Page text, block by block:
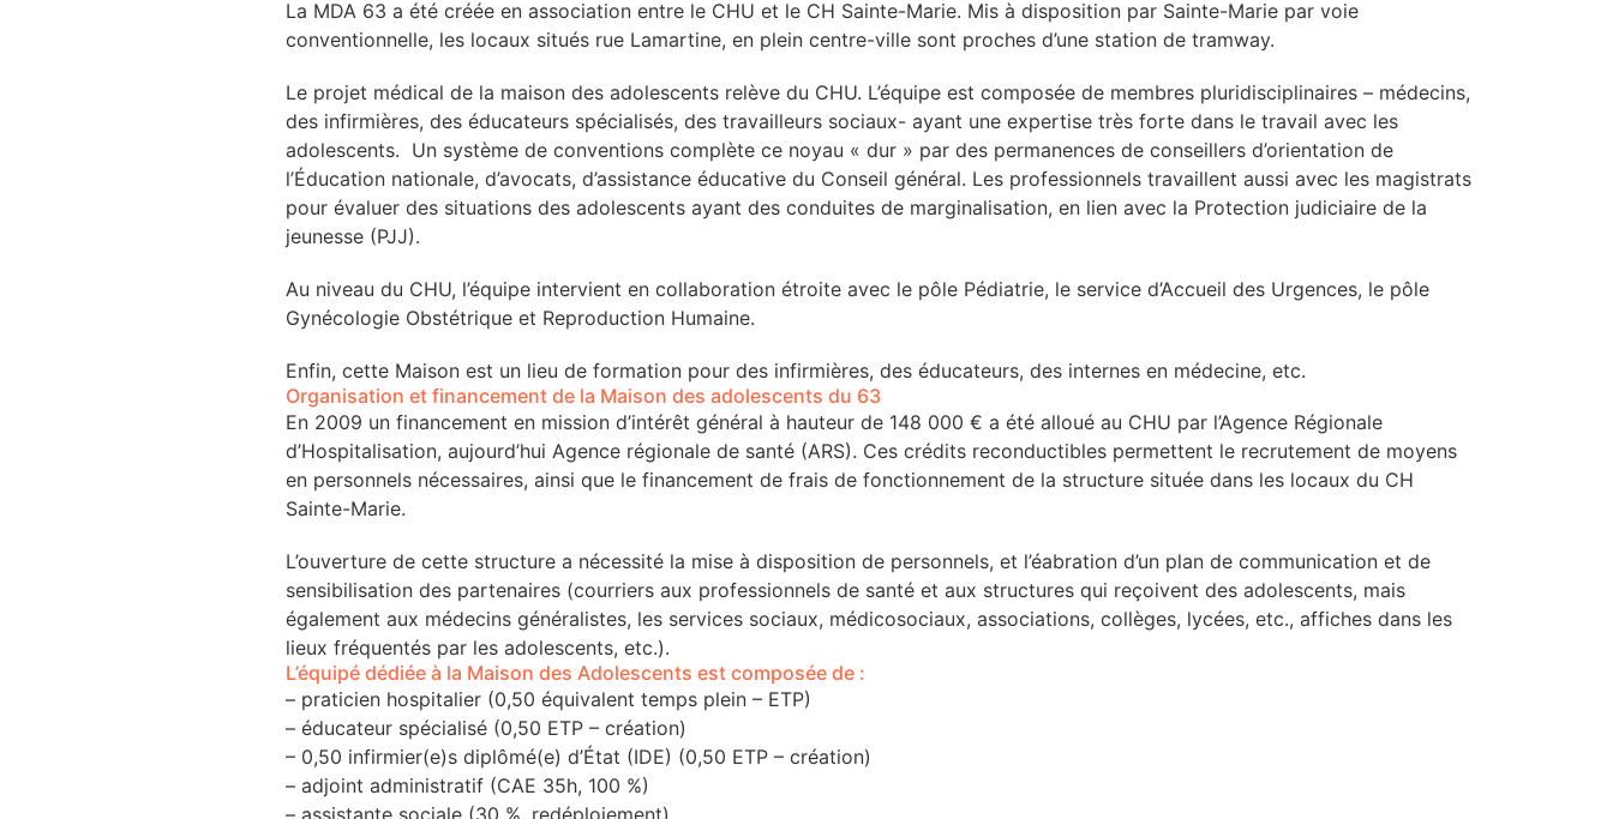
La MDA 63 a été créée en association entre le CHU et le CH Sainte-Marie. Mis à disposition par Sainte-Marie par voie
conventionnelle, les locaux situés rue Lamartine, en plein centre-ville sont proches d’une station de tramway.
Le projet médical de la maison des adolescents relève du CHU. L’équipe est composée de membres pluridisciplinaires – médecins,
des infirmières, des éducateurs spécialisés, des travailleurs sociaux- ayant une expertise très forte dans le travail avec les
adolescents. Un système de conventions complète ce noyau « dur » par des permanences de conseillers d’orientation de
l’Éducation nationale, d’avocats, d’assistance éducative du Conseil général. Les professionnels travaillent aussi avec les magistrats
pour évaluer des situations des adolescents ayant des conduites de marginalisation, en lien avec la Protection judiciaire de la
jeunesse (PJJ).
Au niveau du CHU, l’équipe intervient en collaboration étroite avec le pôle Pédiatrie, le service d’Accueil des Urgences, le pôle
Gynécologie Obstétrique et Reproduction Humaine.
Enfin, cette Maison est un lieu de formation pour des infirmières, des éducateurs, des internes en médecine, etc.
Organisation et financement de la Maison des adolescents du 63
En 2009 un financement en mission d’intérêt général à hauteur de 148 000 € a été alloué au CHU par l’Agence Régionale
d’Hospitalisation, aujourd’hui Agence régionale de santé (ARS). Ces crédits reconductibles permettent le recrutement de moyens
en personnels nécessaires, ainsi que le financement de frais de fonctionnement de la structure située dans les locaux du CH
Sainte-Marie.
L’ouverture de cette structure a nécessité la mise à disposition de personnels, et l’éabration d’un plan de communication et de
sensibilisation des partenaires (courriers aux professionnels de santé et aux structures qui reçoivent des adolescents, mais
également aux médecins généralistes, les services sociaux, médicosociaux, associations, collèges, lycées, etc., affiches dans les
lieux fréquentés par les adolescents, etc.).
L’équipé dédiée à la Maison des Adolescents est composée de :
– praticien hospitalier (0,50 équivalent temps plein – ETP)
– éducateur spécialisé (0,50 ETP – création)
– 0,50 infirmier(e)s diplômé(e) d’État (IDE) (0,50 ETP – création)
– adjoint administratif (CAE 35h, 100 %)
– assistante sociale (30 %, redéploiement)